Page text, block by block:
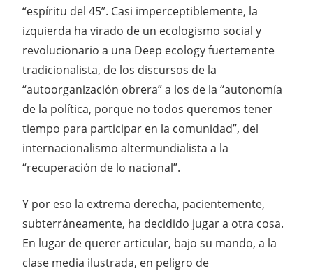
“espíritu del 45”. Casi imperceptiblemente, la
izquierda ha virado de un ecologismo social y
revolucionario a una Deep ecology fuertemente
tradicionalista, de los discursos de la
“autoorganización obrera” a los de la “autonomía
de la política, porque no todos queremos tener
tiempo para participar en la comunidad”, del
internacionalismo altermundialista a la
“recuperación de lo nacional”.
Y por eso la extrema derecha, pacientemente,
subterráneamente, ha decidido jugar a otra cosa.
En lugar de querer articular, bajo su mando, a la
clase media ilustrada, en peligro de